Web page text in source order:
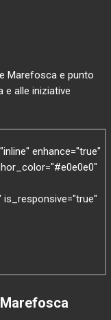
Marefosca e punto
alle iniziative
enhance="true"
is_responsive="true"